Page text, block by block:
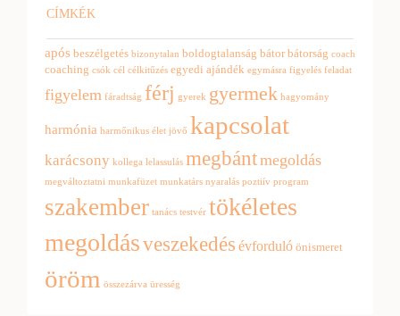
CÍMKÉK
após beszélgetés bizonytalan boldogtalanság bátor bátorság coach
coaching csók cél célkitűzés egyedi ajándék egymásra figyelés feladat
figyelem fáradtság férj gyerek gyermek hagyomány
harmónia harmőnikus élet jövő kapcsolat
karácsony kollega lelassulás megbántmegoldás
megváltoztatni munkafüzet munkatárs nyaralás poztiív program
szakember tanács testvér tökéletes
megoldásveszekedés évforduló önismeret
öröm összezárva üresség